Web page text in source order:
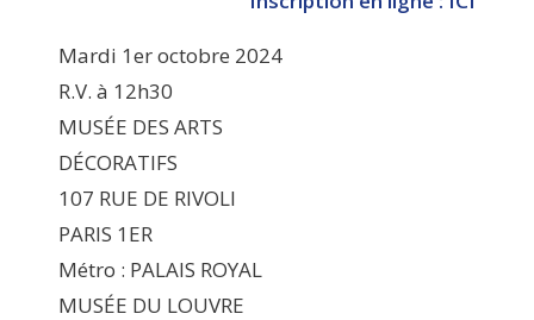
Mardi 1er octobre 2024
R.V. à 12h30
MUSÉE DES ARTS
DÉCORATIFS
107 RUE DE RIVOLI
PARIS 1ER
Métro : PALAIS ROYAL
MUSÉE DU LOUVRE